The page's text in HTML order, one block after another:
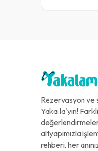
Rezervasyon ve
Yaka.la'yın!
altyapımızla
rehberi, her